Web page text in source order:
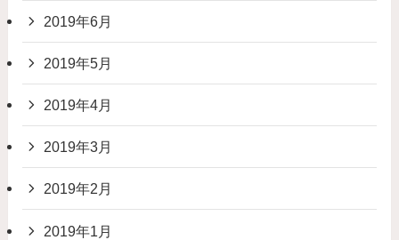
2019年6月
2019年5月
2019年4月
2019年3月
2019年2月
2019年1月